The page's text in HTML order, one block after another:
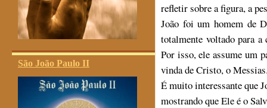
São João Paulo II
refletir sobre a figura, a
João foi um homem de
totalmente voltado para a
Por isso, ele assume um
vinda de Cristo, o
É muito interessante que
mostrando que Ele é o